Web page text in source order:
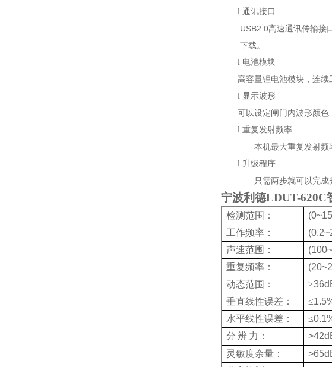
l 通讯接口
USB2.0高速通讯传输接
下载。
l 电池模块
高容量锂电池模块，连续
l 显示波形
可以设定闸门内波形颜
l 重复发射频率
本机最大重复发射频
l 升级程序
只需两步就可以完
宁波利德LDUT-620C
检测范围：
工作频率：
声速范围：
重复频率：
动态范围：
≥
垂直线性误差：
≤
水平线性误差：
≤
分 辨 力：
灵敏度余量：